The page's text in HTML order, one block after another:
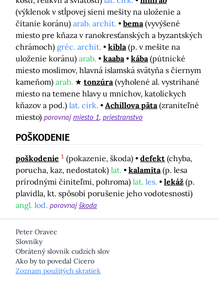
(výklenok v stĺpovej sieni mešity na uloženie a
čítanie koránu) arab. archit. bema (vyvýšené
miesto pre kňaza v ranokresťanských a byzantských
chrámoch) gréc. archit. kibla (p. v mešite na
uloženie koránu) arab. kaaba kába (pútnické
miesto moslimov, hlavná islamská svätyňa s čiernym
kameňom) arab. tonzúra (vyholené al. vystrihané
miesto na temene hlavy u mníchov, katolíckych
kňazov a pod.) lat. cirk. Achillova päta (zraniteľné
miesto) porovnajmiesto 1 priestranstvo
POŠKODENIE
poškodenie 1 (pokazenie, škoda) defekt (chyba,
porucha, kaz, nedostatok) lat. kalamita (p. lesa
prírodnými činiteľmi, pohroma) lat. les. lekáž (p.
plavidla, kt. spôsobí porušenie jeho vodotesnosti)
angl. lod. porovnajškoda
Peter Oravec
Slovníky
Obrátený slovník cudzích slov
Ako by to povedal Cicero
Zoznam použitých skratiek